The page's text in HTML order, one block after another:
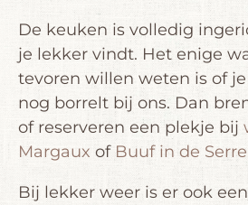
De keuken is volledig
je lekker vindt. Het enige
tevoren willen weten is of
nog borrelt bij ons. Dan
of reserveren een plekje bij
Margaux of Buuf in de Serre
Bij lekker weer is er ook